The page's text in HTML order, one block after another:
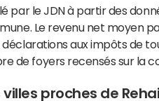
par le JDN à partir des
Le revenu net moyen
aux impôts de
de foyers recensés sur la
villes proches de